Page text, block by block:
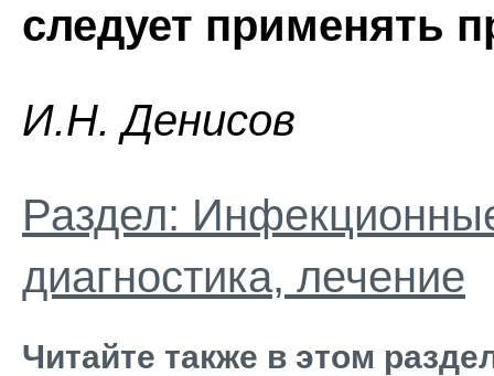
следует применять
И.H. Дeниcoв
Раздел:
диагностика, лечение
Читайте также в этом